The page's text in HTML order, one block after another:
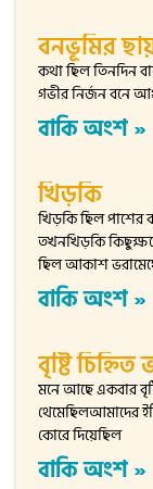
বনভূমির
কথা ছিল তিনদিন
গভীর নির্জন বনে
বাকি অংশ »
খিড়কি
খিড়কি ছিল পাশের
তখনখিড়কি
ছিল আকাশ
বাকি অংশ »
বৃষ্টি
মনে আছে একবার
থেমেছিলআমাদের
কোরে দিয়েছিল
বাকি অংশ »